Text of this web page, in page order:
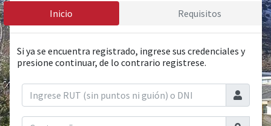
Inicio Requisitos
Si ya se encuentra registrado, ingrese sus credenciales y
presione continuar, de lo contrario registrese.